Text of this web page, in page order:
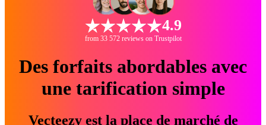
4.9
from 33 572 reviews on Trustpilot
Des forfaits abordables avec
une tarification simple
Vecteezy est la place de marché de